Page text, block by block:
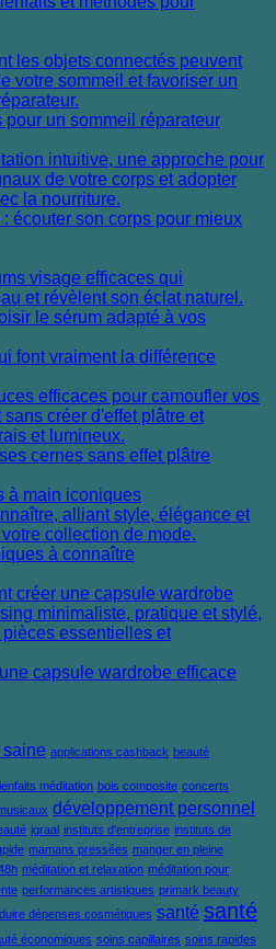
pour un sommeil réparateur
écouter son corps pour mieux
font vraiment la différence
cernes sans effet plâtre
à connaître
capsule wardrobe efficace
applications cashback beauté
méditation bois composite concerts
développement personnel
igraal instituts d'entreprise instituts de
mamans pressées manger en pleine
méditation et relaxation méditation pour
performances artistiques primark beauty
dépenses cosmétiques santé santé
économiques soins capillaires soins rapides